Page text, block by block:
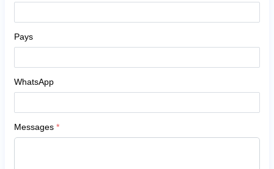
Pays
WhatsApp
Messages *